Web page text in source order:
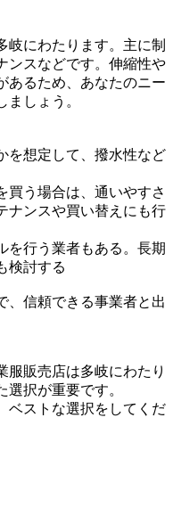
岐にわたります。主に制
ンスなどです。伸縮性や
あるため、あなたのニー
しょう。
を想定して、撥水性など
買う場合は、通いやすさ
ナンスや買い替えにも行
を行う業者もある。長期
検討する
、信頼できる事業者と出
服販売店は多岐にわたり
択が重要です。
ベストな選択をしてくだ